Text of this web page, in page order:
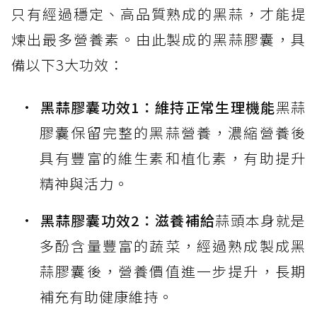
只有經過穩定、高品質熟成的黑蒜，才能提
煉出最多營養素。由此製成的黑蒜膠囊，具
備以下3大功效：
黑蒜膠囊功效1：維持正常生理機能黑蒜
膠囊保留完整的黑蒜營養，濃縮營養後
具有豐富的維生素和植化素，有助提升
精神與活力。
黑蒜膠囊功效2：滋養補給蒜頭本身就是
多酚含量豐富的蔬菜，經過熟成製成黑
蒜膠囊後，營養價值進一步提升，長期
補充有助健康維持。